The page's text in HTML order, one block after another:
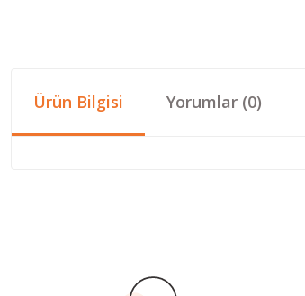
Ürün Bilgisi Yorumlar (0)
Ürün açıklamasında eksik bilgiler bulunuyor.